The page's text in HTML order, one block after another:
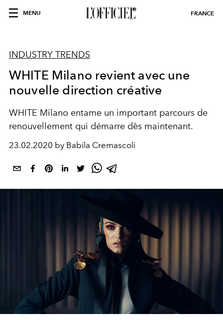
MENU FRANCE
INDUSTRY TRENDS
WHITE Milano revient avec une
nouvelle direction créative
WHITE Milano entame un important parcours de
renouvellement qui démarre dès maintenant.
23.02.2020 by Babila Cremascoli